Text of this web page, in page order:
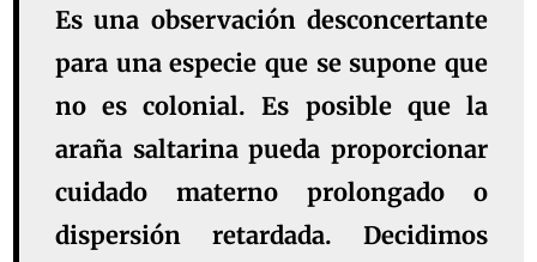
Es una observación desconcertante
para una especie que se supone que
no es colonial. Es posible que la
araña saltarina pueda proporcionar
cuidado materno prolongado o
dispersión retardada. Decidimos